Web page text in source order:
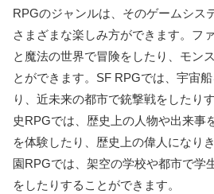
RPGのジャンルは、そのゲームシス
さまざまな楽しみ方ができます。フ
と魔法の世界で冒険をしたり、モン
とができます。SF RPGでは、宇宙
り、近未来の都市で銃撃戦をしたり
史RPGでは、歴史上の人物や出来事
を体験したり、歴史上の偉人になり
園RPGでは、架空の学校や都市で学
をしたりすることができます。